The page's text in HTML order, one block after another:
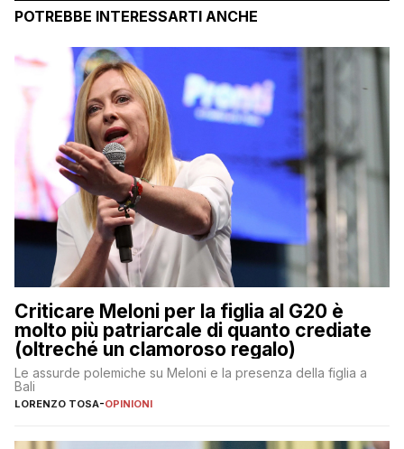
POTREBBE INTERESSARTI ANCHE
Criticare Meloni per la figlia al G20 è
molto più patriarcale di quanto crediate
(oltreché un clamoroso regalo)
Le assurde polemiche su Meloni e la presenza della figlia a
Bali
LORENZO TOSA-OPINIONI